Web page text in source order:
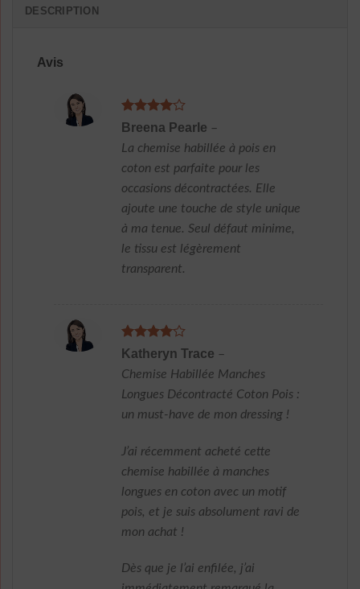
DESCRIPTION
Avis
Note4
Breena Pearle –
La chemise habillée à pois en
coton est parfaite pour les
occasions décontractées. Elle
ajoute une touche de style unique
à ma tenue. Seul défaut minime,
le tissu est légèrement
transparent.
Note4
Katheryn Trace –
Chemise Habillée Manches
Longues Décontracté Coton Pois :
un must-have de mon dressing !
J’ai récemment acheté cette
chemise habillée à manches
longues en coton avec un motif
pois, et je suis absolument ravi de
mon achat !
Dès que je l’ai enfilée, j’ai